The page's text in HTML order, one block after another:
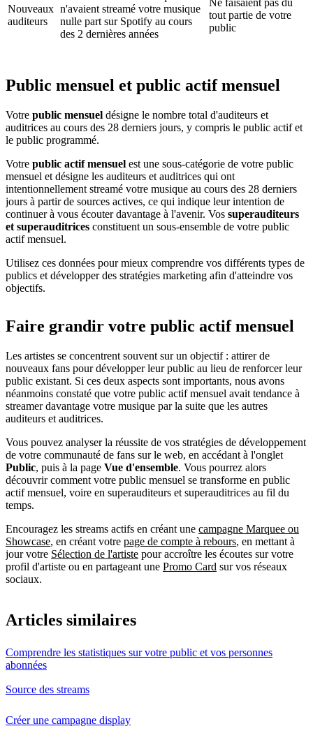
Nouveaux
auditeurs
n'avaient streamé votre musique
nulle part sur Spotify au cours
des 2 dernières années
Ne faisaient pas du
tout partie de votre
public
Public mensuel et public actif mensuel
Votre public mensuel désigne le nombre total d'auditeurs et
auditrices au cours des 28 derniers jours, y compris le public actif et
le public programmé.
Votre public actif mensuel est une sous-catégorie de votre public
mensuel et désigne les auditeurs et auditrices qui ont
intentionnellement streamé votre musique au cours des 28 derniers
jours à partir de sources actives, ce qui indique leur intention de
continuer à vous écouter davantage à l'avenir. Vos superauditeurs
et superauditrices constituent un sous-ensemble de votre public
actif mensuel.
Utilisez ces données pour mieux comprendre vos différents types de
publics et développer des stratégies marketing afin d'atteindre vos
objectifs.
Faire grandir votre public actif mensuel
Les artistes se concentrent souvent sur un objectif : attirer de
nouveaux fans pour développer leur public au lieu de renforcer leur
public existant. Si ces deux aspects sont importants, nous avons
néanmoins constaté que votre public actif mensuel avait tendance à
streamer davantage votre musique par la suite que les autres
auditeurs et auditrices.
Vous pouvez analyser la réussite de vos stratégies de développement
de votre communauté de fans sur le web, en accédant à l'onglet
Public, puis à la page Vue d'ensemble. Vous pourrez alors
découvrir comment votre public mensuel se transforme en public
actif mensuel, voire en superauditeurs et superauditrices au fil du
temps.
Encouragez les streams actifs en créant une campagne Marquee ou
Showcase, en créant votre page de compte à rebours, en mettant à
jour votre Sélection de l'artiste pour accroître les écoutes sur votre
profil d'artiste ou en partageant une Promo Card sur vos réseaux
sociaux.
Articles similaires
Comprendre les statistiques sur votre public et vos personnes
abonnées
Source des streams
Créer une campagne display